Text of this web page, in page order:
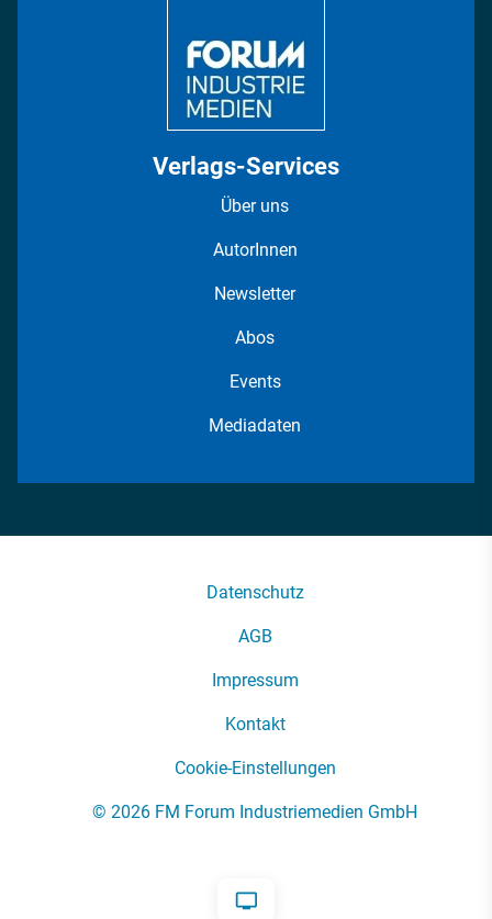
Verlags-Services
Über uns
AutorInnen
Newsletter
Abos
Events
Mediadaten
Datenschutz
AGB
Impressum
Kontakt
Cookie-Einstellungen
© 2026 FM Forum Industriemedien GmbH